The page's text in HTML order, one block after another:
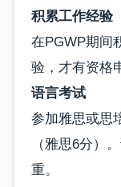
积累工作经验
在PGWP期间
验，才有资格
语言考试
参加雅思或思
（雅思6分）
重。